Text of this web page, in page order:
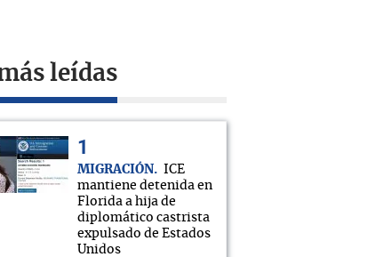
leídas
MIGRACIÓN
ICE
mantiene detenida en
Florida a hija de
diplomático castrista
expulsado de Estados
Unidos